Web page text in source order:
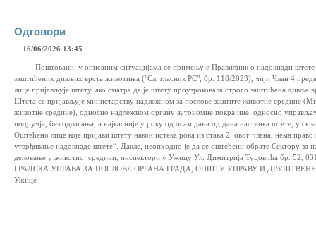
Одговори
16/06/2026 13:45
Поштовани, у описаним ситуацијама се примењује Правилник о надокнади штете
заштићених дивљих врста животиња ("Сл. гласник РС", бр. 118/2023), чији Члан 4
лице пријављује штету, ако сматра да је штету проузроковала строго заштићена дивља
Штета се пријављује министарству надлежном за послове заштите животне средине
животне средине), односно надлежном органу аутономне покрајине, односно
подручја, без одлагања, а најкасније у року од осам дана од дана настанка штете, у
Оштећено лице које пријави штету након истека рока из става 2. овог члана, нема
утврђивање надокнаде штете“. Дакле, неопходно је да се оштећени обрате Сектору за
деловање у животној средини, инспектори у Ужицу Ул. Димитрија Туцовића бр. 52,
ГРАДСКА УПРАВА ЗА ПОСЛОВЕ ОРГАНА ГРАДА, ОПШТУ УПРАВУ И
Ужице